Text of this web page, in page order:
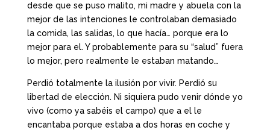
desde que se puso malito, mi madre y abuela con la
mejor de las intenciones le controlaban demasiado
la comida, las salidas, lo que hacía… porque era lo
mejor para el. Y probablemente para su “salud” fuera
lo mejor, pero realmente le estaban matando…
Perdió totalmente la ilusión por vivir. Perdió su
libertad de elección. Ni siquiera pudo venir dónde yo
vivo (como ya sabéis el campo) que a el le
encantaba porque estaba a dos horas en coche y